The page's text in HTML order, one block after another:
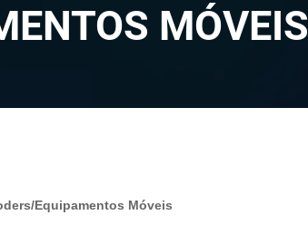
MÓVEIS
Equipamentos Móveis